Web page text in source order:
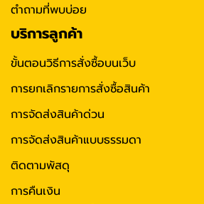
ตำถามที่พบบ่อย
บริการลูกค้า
ขั้นตอนวิธีการสั่งซื้อบนเว็บ
การยกเลิกรายการสั่งซื้อสินค้า
การจัดส่งสินค้าด่วน
การจัดส่งสินค้าแบบธรรมดา
ติดตามพัสดุ
การคืนเงิน